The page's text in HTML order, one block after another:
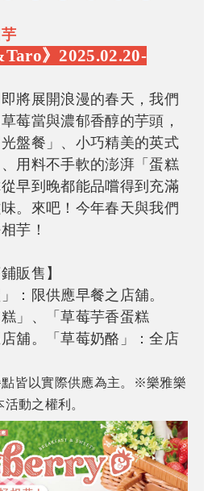
t
A
p
p
e
i
b
o
》2025.02.20-
將展開浪漫的春天，我們
莓當與濃郁香醇的芋頭，
盤餐」、小巧精美的英式
用料不手軟的澎湃「蛋糕
早到晚都能品嚐得到充滿
。來吧！今年春天與我們
芋！
販售】
：限供應早餐之店舖。
糕」、「草莓芋香蛋糕
舖。「草莓奶酪」：全店
皆以實際供應為主。
※樂雅樂
動之權利。